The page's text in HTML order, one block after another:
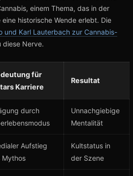
einem Thema, das in der
historische Wende erlebt. Die
und Karl Lauterbach zur Cannabis-
Nerve.
für
Karriere
Resultat
durch
Unnachgiebige
Mentalität
Aufstieg
Mythos
Kultstatus in
der Szene